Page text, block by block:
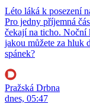
Léto láká k posezení
Pro jedny příjemná
čekají na ticho. Noční
jakou můžete za hluk
spánek?
Pražská Drbna
dnes, 05:47